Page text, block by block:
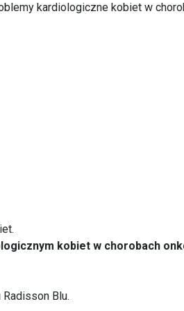
kardiologiczne kobiet w
kobiet w chorobach
Blu.